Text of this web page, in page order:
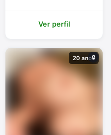
Ver perfil
20 anos
🔒